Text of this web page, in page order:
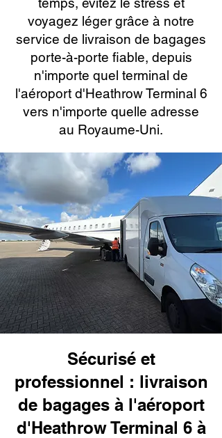
voyagez léger grâce à notre
service de livraison de bagages
porte-à-porte fiable, depuis
n'importe quel terminal de
l'aéroport d'Heathrow Terminal 6
vers n'importe quelle adresse
au Royaume-Uni.
Sécurisé et
professionnel : livraison
de bagages à l'aéroport
d'Heathrow Terminal 6 à